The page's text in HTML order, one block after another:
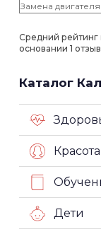
Замена двигателя
Средний рейтинг
основании 1
Каталог
Красота
Дети